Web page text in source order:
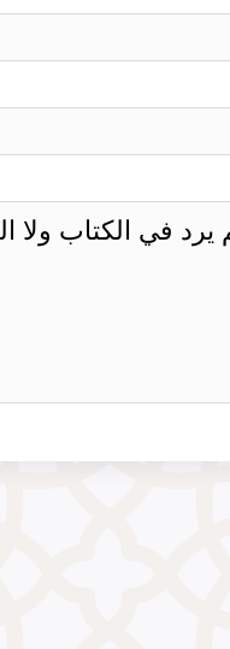
يرد في الكتاب ولا